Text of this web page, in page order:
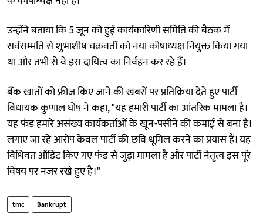
उन्होंने बताया कि 5 जून को हुई कार्यकारिणी समिति की बैठक में
सर्वसम्मति से शुभाशीष चक्रवर्ती को नया कोषाध्यक्ष नियुक्त किया गया
था और तभी से वे इस दायित्व का निर्वहन कर रहे हैं।
बैंक खातों को फ्रीज किए जाने की खबरों पर प्रतिक्रिया देते हुए पार्टी
विधायक कुणाल घोष ने कहा, "यह हमारी पार्टी का आंतरिक मामला है।
यह फंड हमारे असंख्य कार्यकर्ताओं के खून-पसीने की कमाई से बना है।
लगाए जा रहे आरोप केवल पार्टी की छवि धूमिल करने का प्रयास हैं। यह
विधिवत ऑडिट किए गए फंड से जुड़ा मामला है और पार्टी नेतृत्व इस पूरे
विषय पर नजर रखे हुए है।"
tmc Bankrupt